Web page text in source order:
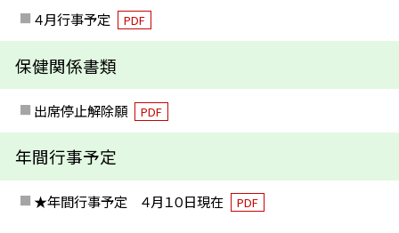
４月行事予定 PDF
保健関係書類
出席停止解除願 PDF
年間行事予定
★年間行事予定 ４月１０日現在 PDF